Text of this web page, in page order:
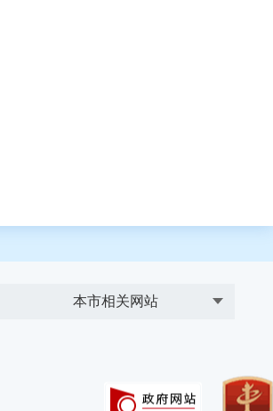
本市相关网站